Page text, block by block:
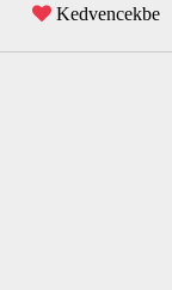
Kedvencekbe